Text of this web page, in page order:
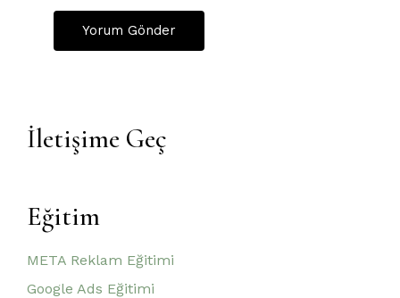
İletişime Geç
Eğitim
META Reklam Eğitimi
Google Ads Eğitimi